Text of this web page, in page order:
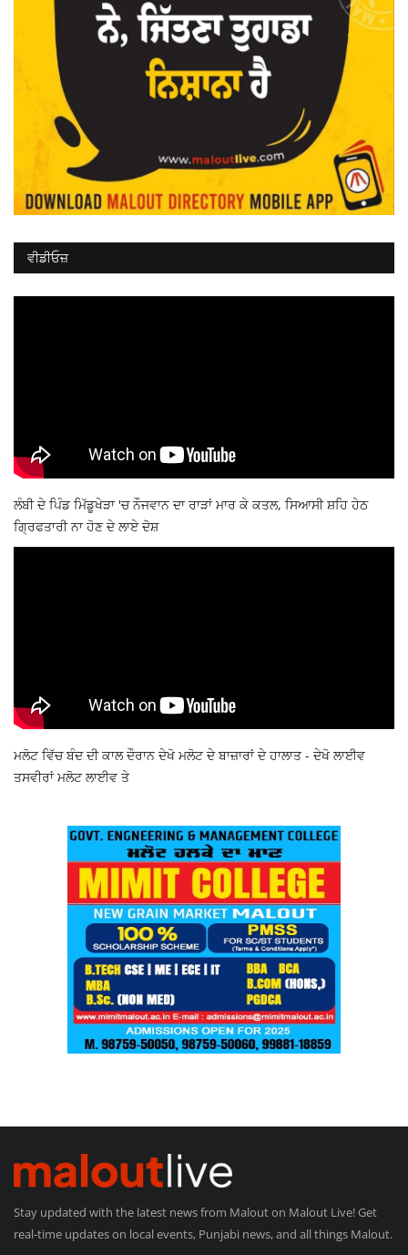
ਵੀਡੀਓਜ਼
ਲੰਬੀ ਦੇ ਪਿੰਡ ਮਿੱਡੂਖੇੜਾ 'ਚ ਨੌਜਵਾਨ ਦਾ ਰਾੜਾਂ ਮਾਰ ਕੇ ਕਤਲ, ਸਿਆਸੀ ਸ਼ਹਿ ਹੇਠ
ਗ੍ਰਿਫਤਾਰੀ ਨਾ ਹੋਣ ਦੇ ਲਾਏ ਦੋਸ਼
ਮਲੋਟ ਵਿੱਚ ਬੰਦ ਦੀ ਕਾਲ ਦੌਰਾਨ ਦੇਖੋ ਮਲੋਟ ਦੇ ਬਾਜ਼ਾਰਾਂ ਦੇ ਹਾਲਾਤ - ਦੇਖੋ ਲਾਈਵ
ਤਸਵੀਰਾਂ ਮਲੋਟ ਲਾਈਵ ਤੇ
Stay updated with the latest news from Malout on Malout Live! Get
real-time updates on local events, Punjabi news, and all things Malout.